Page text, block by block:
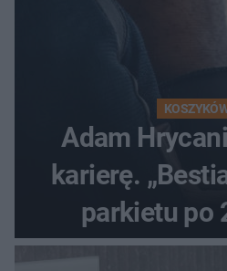
Adam
karierę.
parkietu po